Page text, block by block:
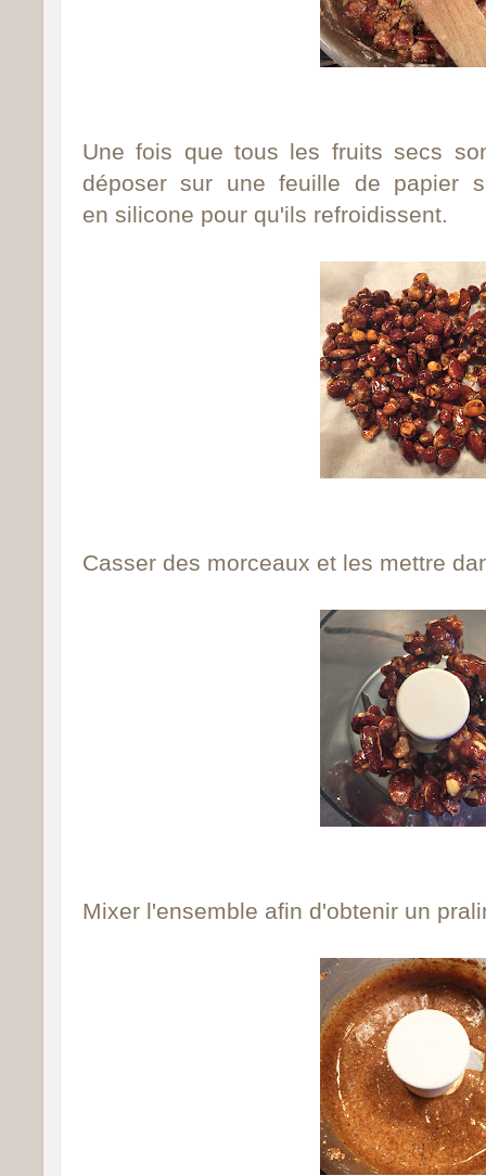
Une fois que tous les fruits secs
déposer sur une feuille de papier
en silicone pour qu'ils refroidissent.
Casser des morceaux et les mettre
Mixer l'ensemble afin d'obtenir un